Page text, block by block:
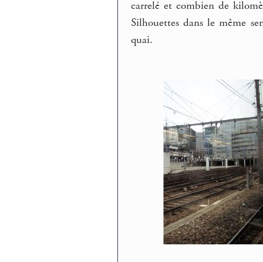
carrelé et combien de
Silhouettes dans le même
quai.